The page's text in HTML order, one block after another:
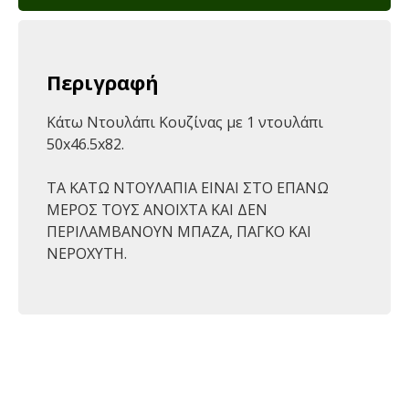
Περιγραφή
Κάτω Ντουλάπι Κουζίνας με 1 ντουλάπι
50x46.5x82.
ΤΑ ΚΑΤΩ ΝΤΟΥΛΑΠΙΑ ΕΙΝΑΙ ΣΤΟ ΕΠΑΝΩ
ΜΕΡΟΣ ΤΟΥΣ ΑΝΟΙΧΤΑ ΚΑΙ ΔΕΝ
ΠΕΡΙΛΑΜΒΑΝΟΥΝ ΜΠΑΖΑ, ΠΑΓΚΟ ΚΑΙ
ΝΕΡΟΧΥΤΗ.